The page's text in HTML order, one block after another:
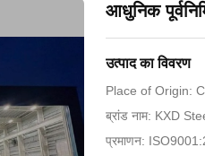
आधुनिक
उत्पाद का विवरण
Place of Origin:
ब्रांड नाम: KXD
प्रमाणन: